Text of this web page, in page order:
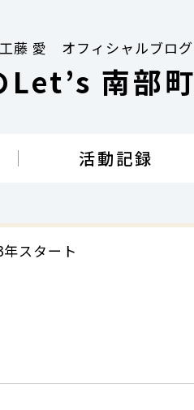
藤 愛 オフィシャルブログ
Let’s 南部町
活動記録
スタート